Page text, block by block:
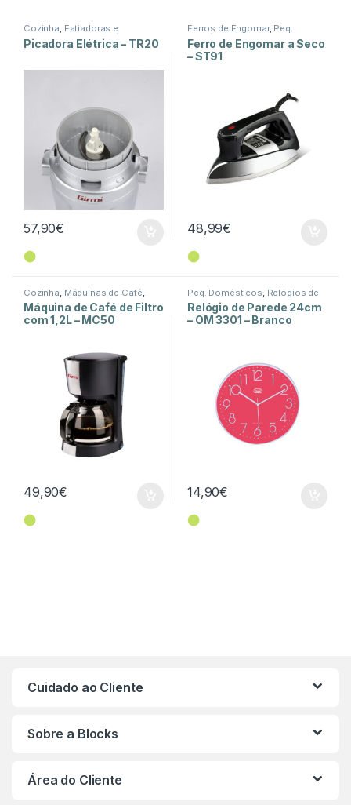
Cozinha, Fatiadoras e
Picadoras Peq. Domésticos
Picadora Elétrica – TR20
57,90€
⬤
Ferros de Engomar, Peq.
Domésticos, Tratamento de
Roupa
Ferro de Engomar a Seco
– ST91
48,99€
⬤
Cozinha Máquinas de Café
Peq. Domésticos
Máquina de Café de Filtro
com 1,2L – MC50
49,90€
⬤
Peq. Domésticos Relógios de
Parede
Relógio de Parede 24cm
– OM 3301 – Branco
14,90€
⬤
Cuidado ao Cliente
Sobre a Blocks
Área do Cliente